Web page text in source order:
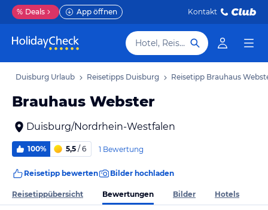
% Deals App öffnen Kontakt
Hotel, Reiseziel
Duisburg Urlaub Reisetipps Duisburg Reisetipp Brauhaus
Brauhaus Webster
Duisburg/Nordrhein-Westfalen
100% 5,5 / 6 1 Bewertung
Reisetipp bewerten Bilder hochladen
Reisetippübersicht Bewertungen Bilder Hotels